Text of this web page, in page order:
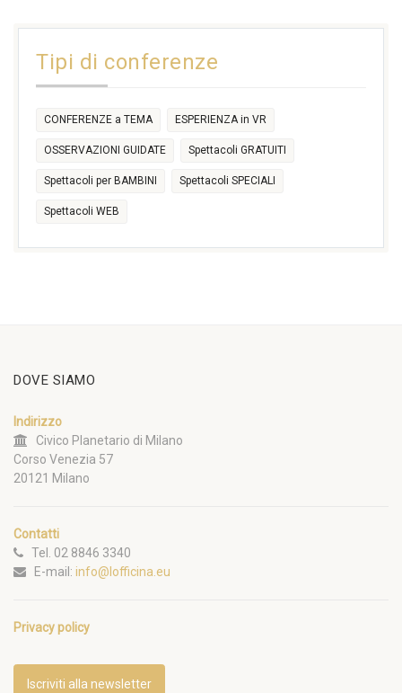
17:30
Tipi di conferenze
CONFERENZE a TEMA ESPERIENZA in VR
OSSERVAZIONI GUIDATE Spettacoli GRATUITI
Spettacoli per BAMBINI Spettacoli SPECIALI
Spettacoli WEB
DOVE SIAMO
Indirizzo
Civico Planetario di Milano
Corso Venezia 57
20121 Milano
Contatti
Tel. 02 8846 3340
E-mail: info@lofficina.eu
Privacy policy
Iscriviti alla newsletter